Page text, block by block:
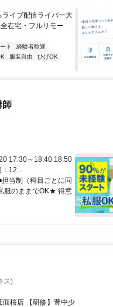
イブ配信ライバー大
在宅・フルリモー
ト
経験者歓迎
服装自由
ひげOK
師
17:30～18:40 18:50
12...
当制（科目ごとに同
服のままでOK★ 得意
ス)